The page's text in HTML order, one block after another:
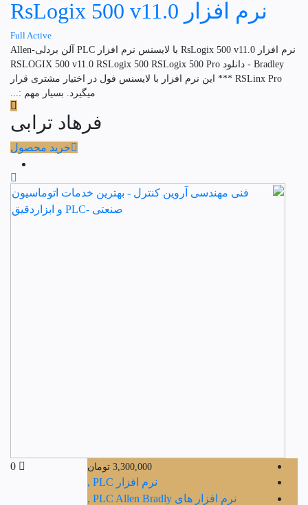
نرم افزار RsLogix 500 v11.0
Full Active
نرم افزار RsLogix 500 v11.0 با لایسنس نرم افزار PLC آلن بردلی-Allen
Bradley - دانلود RSLOGIX 500 v11.0 RSLogix 500 RSLogix 500 Pro
RSLinx Pro *** این نرم افزار با لایسنس فول در اختیار مشتری قرار
میگیرد. بسیار مهم :...
فرهاد ترابی
خرید محصول
3,300,000 تومان
نرم افزار PLC ,
نرم افزار های PLC Allen Bradly ,